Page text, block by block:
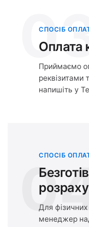
СПОСІБ
Оплата
Приймаємо
напишіть у
СПОСІБ
Для
менеджер